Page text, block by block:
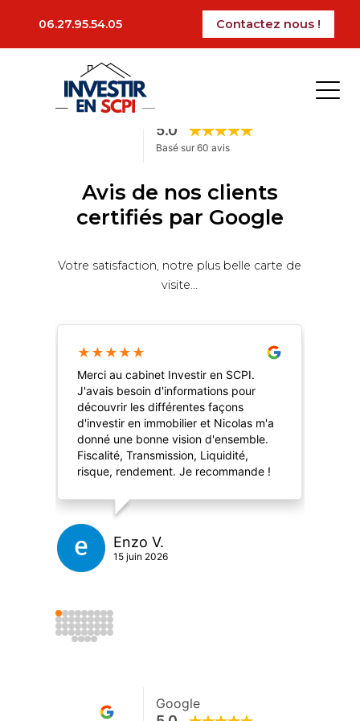
06.27.95.54.05 Contactez nous !
Avis de nos clients
certifiés par Google
Votre satisfaction, notre plus belle carte de
visite...
★ ★ ★ ★ ★
Merci au cabinet Investir en SCPI.
J'avais besoin d'informations pour
découvrir les différentes façons
d'investir en immobilier et Nicolas m'a
donné une bonne vision d'ensemble.
Fiscalité, Transmission, Liquidité,
risque, rendement. Je recommande !
Enzo V.
15 juin 2026